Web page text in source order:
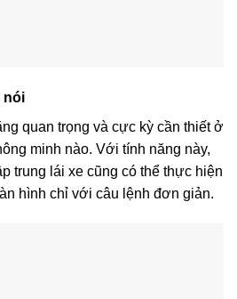
nói
quan trọng và cực kỳ cần thiết ở
minh nào. Với tính năng này,
trung lái xe cũng có thể thực hiện
hình chỉ với câu lệnh đơn giản.